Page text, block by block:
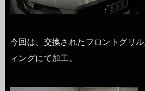
今回は、交換されたフロントグリ
ィングにて加工。